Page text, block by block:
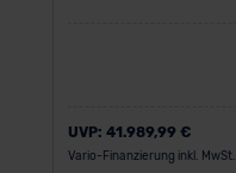
UVP: 41.989,99 €
Vario-Finanzierung inkl. MwSt.